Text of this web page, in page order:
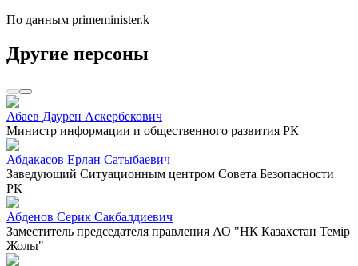
По данным primeminister.k
Другие персоны
Абаев Даурен Аскербекович
Министр информации и общественного развития РК
Абдакасов Ерлан Сатыбаевич
Заведующий Ситуационным центром Совета Безопасности
РК
Абденов Серик Сакбалдиевич
Заместитель председателя правления АО "НК Казахстан Темiр
Жолы"